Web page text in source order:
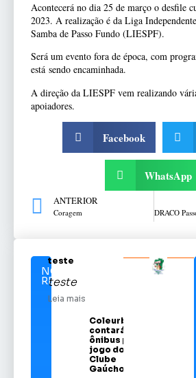
Acontecerá no dia 25 de março o desfile
2023. A realização é da Liga
Samba de Passo Fundo (LIESPF).
Será um evento fora de época, com
está sendo encaminhada.
A direção da LIESPF vem realizando
apoiadores.
Facebook
WhatsApp
ANTERIOR
Coragem
NOTÍCIAS
RELACIONADAS
teste
teste
Leia mais
Coleurb
contará com
ônibus para
jogo do Sport
Clube
Gaúcho